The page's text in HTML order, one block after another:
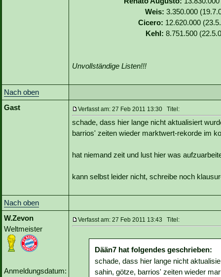
Weis: 3.350.000
Cicero: 12.620.000
Kehl:8.751.500
Unvollständige Listen!!!
Nach oben
Gast
Verfasst am: 27 Feb 2011 13:30 Titel:
schade, dass hier lange nicht aktualisiert
barrios' zeiten wieder marktwert-rekorde im
hat niemand zeit und lust hier was
kann selbst leider nicht, schreibe noch
Nach oben
W.Zevon
Weltmeister
Anmeldungsdatum:
Verfasst am: 27 Feb 2011 13:43 Titel:
Dään7 hat folgendes geschrieben:
schade, dass hier lange nicht
sahin, götze, barrios' zeiten wieder